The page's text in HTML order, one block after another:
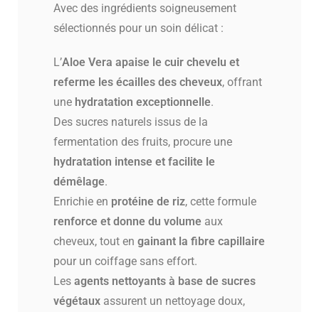
Avec des ingrédients soigneusement
sélectionnés pour un soin délicat :
L’Aloe Vera apaise le cuir chevelu et
referme les écailles des cheveux, offrant
une hydratation exceptionnelle.
Des sucres naturels issus de la
fermentation des fruits, procure une
hydratation intense et facilite le
démêlage.
Enrichie en protéine de riz, cette formule
renforce et donne du volume aux
cheveux, tout en gainant la fibre capillaire
pour un coiffage sans effort.
Les agents nettoyants à base de sucres
végétaux assurent un nettoyage doux,